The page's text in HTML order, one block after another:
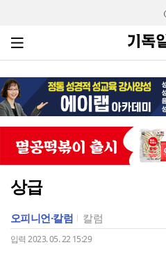
상급
오피니언·칼럼 칼럼
입력 2023. 05. 22 15:29